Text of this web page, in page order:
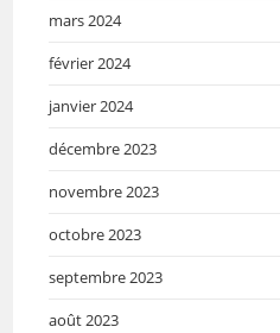
mars 2024
février 2024
janvier 2024
décembre 2023
novembre 2023
octobre 2023
septembre 2023
août 2023